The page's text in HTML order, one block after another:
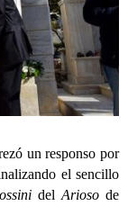
un responso por
el sencillo
del Ariosode